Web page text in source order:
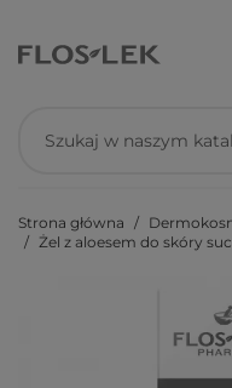
Strona główna
Żel z aloesem do skóry